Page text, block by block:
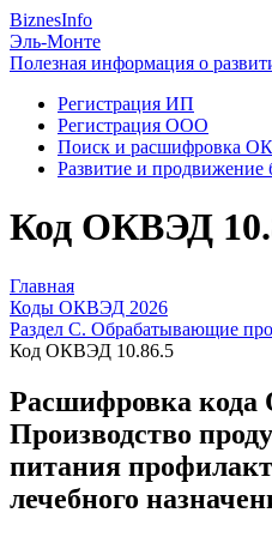
BiznesInfo
Эль-Монте
Полезная информация о
Регистрация ИП
Регистрация ООО
Поиск и расшифровка
Развитие и продвижение
Код ОКВЭД
Главная
Коды ОКВЭД 2026
Раздел C. Обрабатывающие
Код ОКВЭД 10.86.5
Расшифровка кода
Производство
питания
лечебного